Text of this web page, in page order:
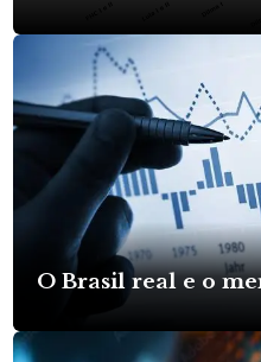
O Brasil real e o